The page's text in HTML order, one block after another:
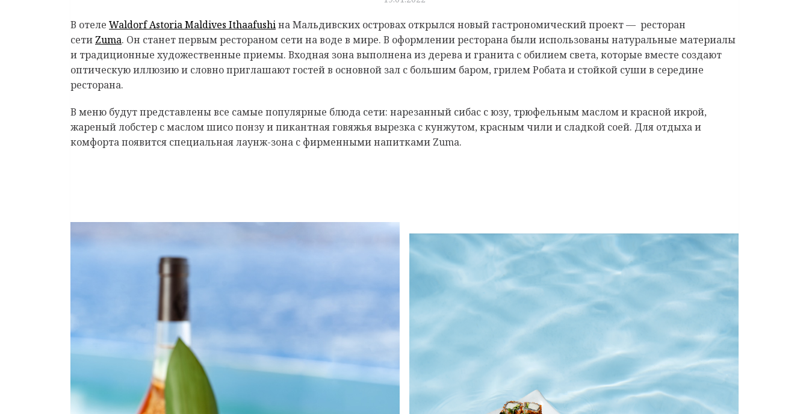
В отеле Waldorf Astoria Maldives Ithaafushiна Мальдивских островах открылся новый гастрономический проект — ресторан
сети Zuma. Он станет первым рестораном сети на воде в мире. В оформлении ресторана были использованы натуральные материалы
и традиционные художественные приемы. Входная зона выполнена из дерева и гранита с обилием света, которые вместе создают
оптическую иллюзию и словно приглашают гостей в основной зал с большим баром, грилем Робата и стойкой суши в середине
ресторана.
В меню будут представлены все самые популярные блюда сети: нарезанный сибас с юзу, трюфельным маслом и красной икрой,
жареный лобстер с маслом шисо понзу и пикантная говяжья вырезка с кунжутом, красным чили и сладкой соей. Для отдыха и
комфорта появится специальная лаунж-зона с фирменными напитками Zuma.